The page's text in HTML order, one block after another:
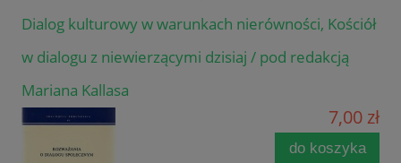
Dialog kulturowy w warunkach nierówności, Kościół
w dialogu z niewierzącymi dzisiaj / pod redakcją
Mariana Kallasa
7,00 zł
do koszyka